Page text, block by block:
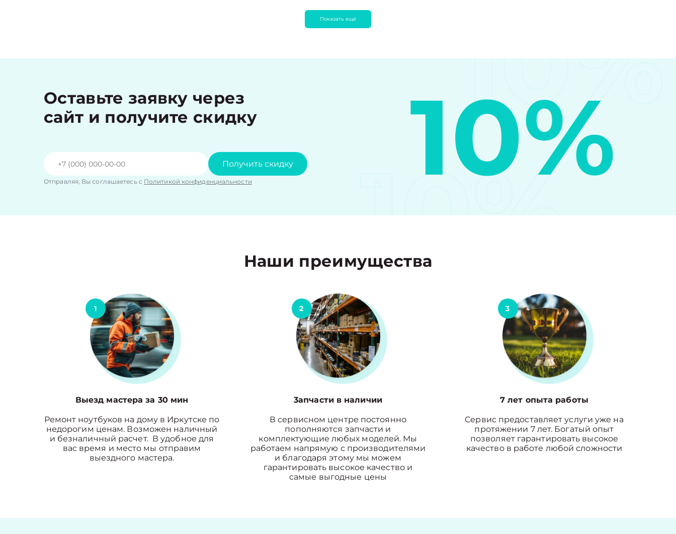
Показать ещё
Оставьте заявку через
сайт и получите скидку
Получить скидку
Отправляя, Вы соглашаетесь с Политикой конфиденциальности 10%
10%
10%
Наши преимущества
1
Выезд мастера за 30 мин
Ремонт ноутбуков на дому в Иркутске по
недорогим ценам. Возможен наличный
и безналичный расчет. В удобное для
вас время и место мы отправим
выездного мастера.
2
3апчасти в наличии
В сервисном центре постоянно
пополняются запчасти и
комплектующие любых моделей. Мы
работаем напрямую с производителями
и благодаря этому мы можем
гарантировать высокое качество и
самые выгодные цены
3
7 лет опыта работы
Сервис предоставляет услуги уже на
протяжении 7 лет. Богатый опыт
позволяет гарантировать высокое
качество в работе любой сложности